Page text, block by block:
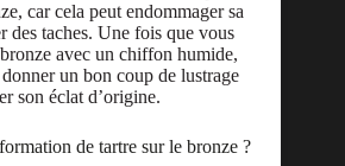
car cela peut endommager sa
des taches. Une fois que vous
avec un chiffon humide,
un bon coup de lustrage
son éclat d’origine.
de tartre sur le bronze ?